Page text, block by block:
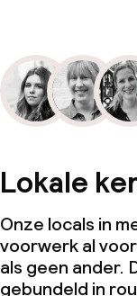
Lokale
Onze locals in
voorwerk al
als geen ander.
gebundeld in